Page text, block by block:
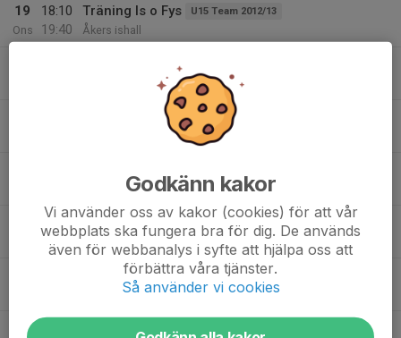
19
Ons
18:10
19:40
Träning Is o Fys U15 Team 2012/13
Åkers ishall
DJ, Dam Junior
Åkers ishall, Bruksvallen
Åkers ishall
19:25
20:55
Träning Is o Fys U15 Team 2012/13
Åkers ishall
Isträning J18
Åkers ishall
21
Godkänn kakor
Vi använder oss av kakor (cookies) för att vår
webbplats ska fungera bra för dig. De används
även för webbanalys i syfte att hjälpa oss att
förbättra våra tjänster.
Så använder vi cookies